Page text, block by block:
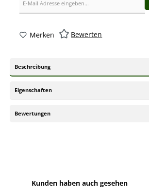
Merken Bewerten
Beschreibung
Eigenschaften
Bewertungen
Produktgalerie überspringen
Kunden haben auch gesehen